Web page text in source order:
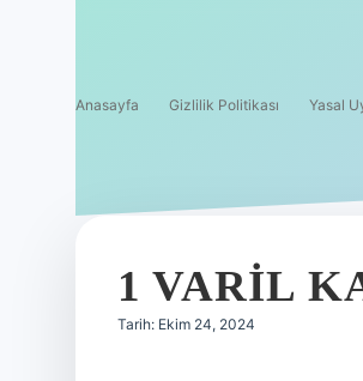
Anasayfa Gizlilik Politikası Yasal
1 VARIL
Tarih: Ekim 24, 2024